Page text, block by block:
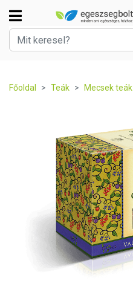
Főoldal Teák Mecsek teák